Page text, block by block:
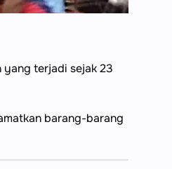
yang terjadi sejak 23
barang-barang